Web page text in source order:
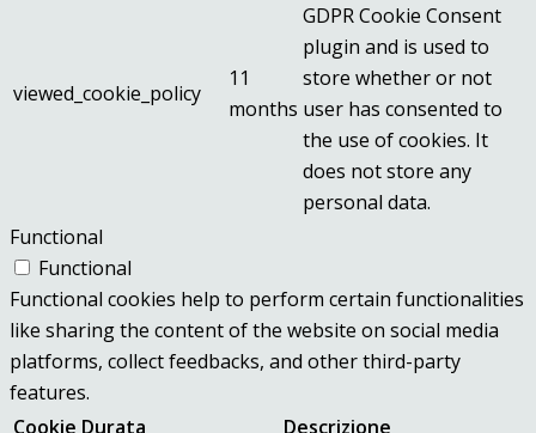
viewed_cookie_policy
11
months
GDPR Cookie Consent
plugin and is used to
store whether or not
user has consented to
the use of cookies. It
does not store any
personal data.
Functional
Functional
Functional cookies help to perform certain functionalities
like sharing the content of the website on social media
platforms, collect feedbacks, and other third-party
features.
Cookie Durata Descrizione